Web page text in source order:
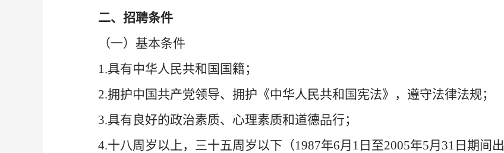
二、招聘条件
（一）基本条件
1.具有中华人民共和国国籍；
2.拥护中国共产党领导、拥护《中华人民共和国宪法》，遵守法律法规；
3.具有良好的政治素质、心理素质和道德品行；
4.十八周岁以上， 三十五周岁以下 （1987年6月 1 日 至2005年5月 31 日期间出